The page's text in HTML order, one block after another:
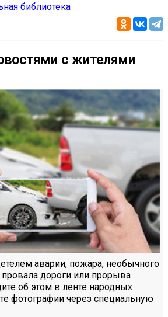
библиотека
с жителями
аварии, пожара, необычного
провала дороги или прорыва
об этом в ленте народных
фотографии через специальную